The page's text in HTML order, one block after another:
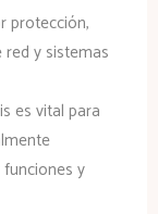
protección,
y sistemas
es vital para
y